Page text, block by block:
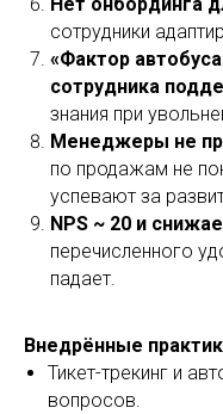
сотрудники
«Фактор
сотрудника
знания при
Менеджеры не
по продажам не
успевают за
NPS ~ 20 и
перечисленного
падает.
Внедрённые
Тикет-трекинг и
вопросов.